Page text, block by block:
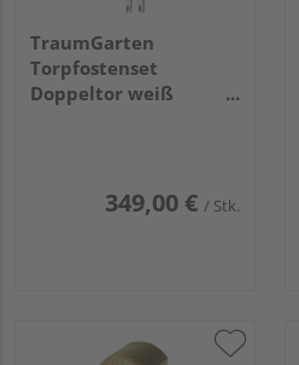
TraumGarten
Torpfostenset
Doppeltor weiß
349,00 € / Stk.